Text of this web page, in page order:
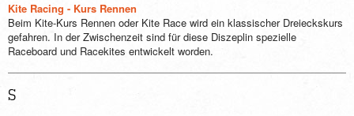
Kite Racing - Kurs Rennen
Beim Kite-Kurs Rennen oder Kite Race wird ein klassischer Dreieckskurs
gefahren. In der Zwischenzeit sind für diese Diszeplin spezielle
Raceboard und Racekites entwickelt worden.
S